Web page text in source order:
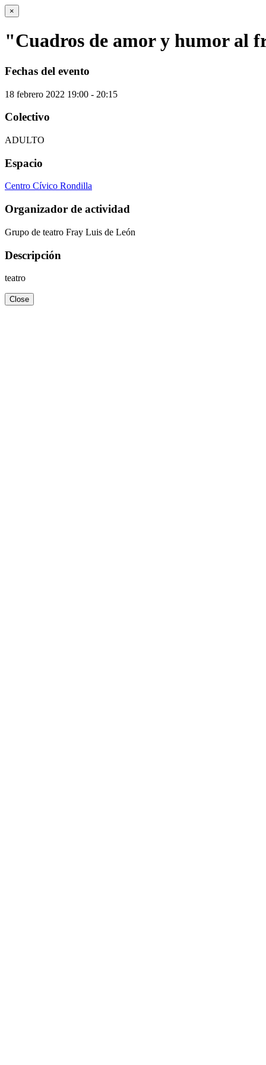
×
"Cuadros de amor y humor al
Fechas del evento
18 febrero 2022 19:00 - 20:15
Colectivo
ADULTO
Espacio
Centro Cívico Rondilla
Organizador de actividad
Grupo de teatro Fray Luis de León
Descripción
teatro
Close